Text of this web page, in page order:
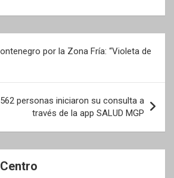
por la Zona Fría: “Violeta de
personas iniciaron su consulta a
través de la app SALUD MGP